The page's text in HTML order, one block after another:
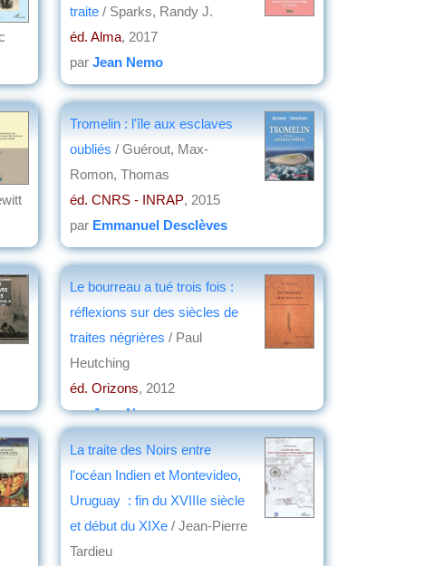
traite / Sparks, Randy J.
éd. Alma, 2017
par Jean Nemo
Tromelin : l'île aux esclaves
oubliés / Guérout, Max-
Romon, Thomas
éd. CNRS - INRAP, 2015
par Emmanuel Desclèves
Le bourreau a tué trois fois :
réflexions sur des siècles de
traites négrières / Paul
Heutching
éd. Orizons, 2012
parJean Nemo
La traite des Noirs entre
l'océan Indien et Montevideo,
Uruguay : fin du XVIIIe siècle
et début du XIXe / Jean-Pierre
Tardieu